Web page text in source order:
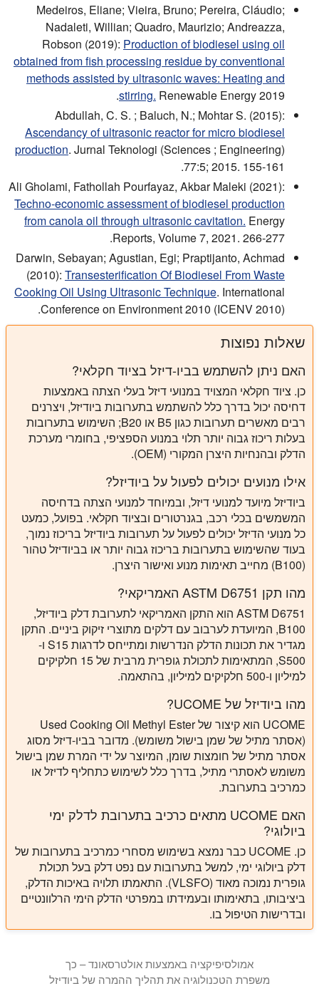
Medeiros, Eliane; Vieira, Bruno; Pereira, Cláudio;
Nadaleti, Willian; Quadro, Maurizio; Andreazza,
Robson (2019): Production of biodiesel using oil
obtained from fish processing residue by conventional
methods assisted by ultrasonic waves: Heating and
stirring. Renewable Energy 2019.
Abdullah, C. S. ; Baluch, N.; Mohtar S. (2015):
Ascendancy of ultrasonic reactor for micro biodiesel
production. Jurnal Teknologi (Sciences ; Engineering)
77:5; 2015. 155-161.
Ali Gholami, Fathollah Pourfayaz, Akbar Maleki (2021):
Techno-economic assessment of biodiesel production
from canola oil through ultrasonic cavitation. Energy
Reports, Volume 7, 2021. 266-277.
Darwin, Sebayan; Agustian, Egi; Praptijanto, Achmad
(2010): Transesterification Of Biodiesel From Waste
Cooking Oil Using Ultrasonic Technique. International
Conference on Environment 2010 (ICENV 2010).
שאלות נפוצות
האם ניתן להשתמש בביו-דיזל בציוד חקלאי?
כן. ציוד חקלאי המצויד במנועי דיזל בעלי הצתה באמצעות
דחיסה יכול בדרך כלל להשתמש בתערובות ביודיזל, ויצרנים
רבים מאשרים תערובות כגון B5 או B20; השימוש בתערובות
בעלות ריכוז גבוה יותר תלוי במנוע הספציפי, בחומרי מערכת
הדלק ובהנחיות היצרן המקורי (OEM).
אילו מנועים יכולים לפעול על ביודיזל?
ביודיזל מיועד למנועי דיזל, ובמיוחד למנועי הצתה בדחיסה
המשמשים בכלי רכב, בגנרטורים ובציוד חקלאי. בפועל, כמעט
כל מנועי הדיזל יכולים לפעול על תערובות ביודיזל בריכוז נמוך,
בעוד שהשימוש בתערובות בריכוז גבוה יותר או בביודיזל טהור
(B100) מחייב תאימות מנוע ואישור היצרן.
מהו תקן ASTM D6751 האמריקאי?
ASTM D6751 הוא התקן האמריקאי לתערובת דלק ביודיזל,
B100, המיועדת לערבוב עם דלקים מתוצרי זיקוק ביניים. התקן
מגדיר את תכונות הדלק הנדרשות ומתייחס לדרגות S15 ו-
S500, המתאימות לתכולת גופרית מרבית של 15 חלקיקים
למיליון ו-500 חלקיקים למיליון, בהתאמה.
מהו ביודיזל של UCOME?
UCOME הוא קיצור של Used Cooking Oil Methyl Ester
(אסתר מתיל של שמן בישול משומש). מדובר בביו-דיזל מסוג
אסתר מתיל של חומצות שומן, המיוצר על ידי המרת שמן בישול
משומש לאסתרי מתיל, בדרך כלל לשימוש כתחליף לדיזל או
כמרכיב בתערובת.
האם UCOME מתאים כרכיב בתערובת לדלק ימי
ביולוגי?
כן. UCOME כבר נמצא בשימוש מסחרי כמרכיב בתערובות של
דלק ביולוגי ימי, למשל בתערובות עם נפט דלק בעל תכולת
גופרית נמוכה מאוד (VLSFO). התאמתו תלויה באיכות הדלק,
ביציבותו, בתאימותו ובעמידתו במפרטי הדלק הימי הרלוונטיים
ובדרישות הטיפול בו.
אמולסיפיקציה באמצעות אולטרסאונד – כך
משפרת הטכנולוגיה את תהליך ההמרה של ביודיזל